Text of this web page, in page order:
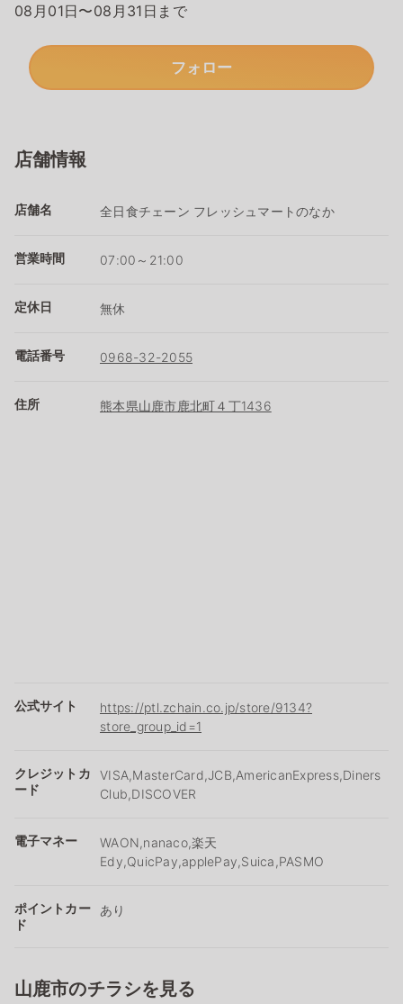
08月01日〜08月31日まで
フォロー
店舗情報
店舗名 全日食チェーン フレッシュマートのなか
営業時間 07:00～21:00
定休日 無休
電話番号 0968-32-2055
住所 熊本県山鹿市鹿北町４丁1436
公式サイト
https://ptl.zchain.co.jp/store/9134?
store_group_id=1
クレジットカ
ード
VISA,MasterCard,JCB,AmericanExpress,Diners
Club,DISCOVER
電子マネー
WAON,nanaco,楽天
Edy,QuicPay,applePay,Suica,PASMO
ポイントカー
ド
あり
山鹿市のチラシを見る